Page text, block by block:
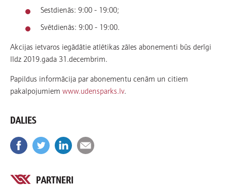
Sestdienās: 9:00 - 19:00;
Svētdienās: 9:00 - 19:00.
Akcijas ietvaros iegādātie atlētikas zāles abonementi būs derīgi
līdz 2019.gada 31.decembrim.
Papildus informācija par abonementu cenām un citiem
pakalpojumiem www.udensparks.lv.
DALIES
PARTNERI